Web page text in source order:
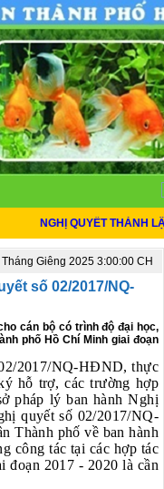
NGHỊ QUYẾT THÀNH LẬP
Tháng Giêng 2025 3:00:00 CH
số 02/2017/NQ-
cán bộ có trình độ đại học,
phố Hồ Chí Minh giai đoạn
2017/NQ-HĐND, thực
hỗ trợ, các trường hợp
pháp lý ban hành Nghị
quyết số 02/2017/NQ-
Thành phố về ban hành
công tác tại các hợp tác
đoạn 2017 - 2020 là cần